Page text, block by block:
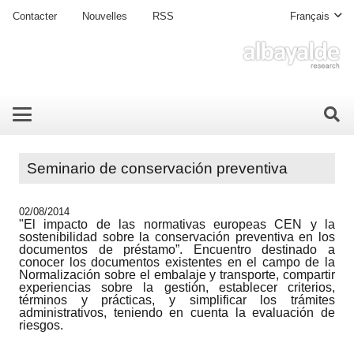
Contacter Nouvelles RSS Français
Seminario de conservación preventiva
02/08/2014
"El impacto de las normativas europeas CEN y la
sostenibilidad sobre la conservación preventiva en los
documentos de préstamo”. Encuentro destinado a
conocer los documentos existentes en el campo de la
Normalización sobre el embalaje y transporte, compartir
experiencias sobre la gestión, establecer criterios,
términos y prácticas, y simplificar los trámites
administrativos, teniendo en cuenta la evaluación de
riesgos.